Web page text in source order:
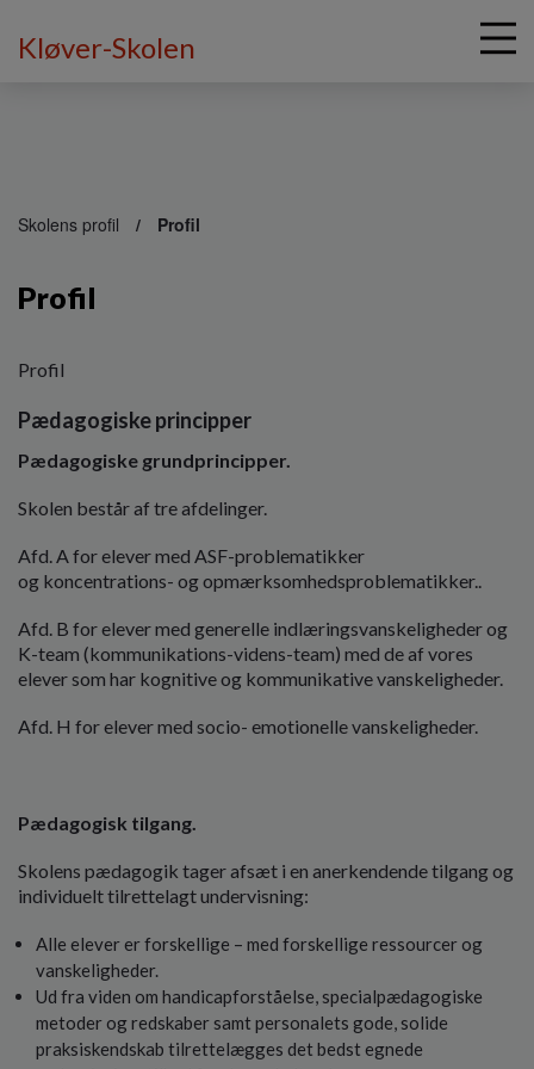
Kløver-Skolen
Skolens profil Profil
Profil
Profil
Pædagogiske principper
Pædagogiske grundprincipper.
Skolen består af tre afdelinger.
Afd. A for elever med ASF-problematikker
og koncentrations- og opmærksomhedsproblematikker..
Afd. B for elever med generelle indlæringsvanskeligheder og
K-team (kommunikations-videns-team) med de af vores
elever som har kognitive og kommunikative vanskeligheder.
Afd. H for elever med socio- emotionelle vanskeligheder.
Pædagogisk tilgang.
Skolens pædagogik tager afsæt i en anerkendende tilgang og
individuelt tilrettelagt undervisning:
Alle elever er forskellige – med forskellige ressourcer og
vanskeligheder.
Ud fra viden om handicapforståelse, specialpædagogiske
metoder og redskaber samt personalets gode, solide
praksiskendskab tilrettelægges det bedst egnede